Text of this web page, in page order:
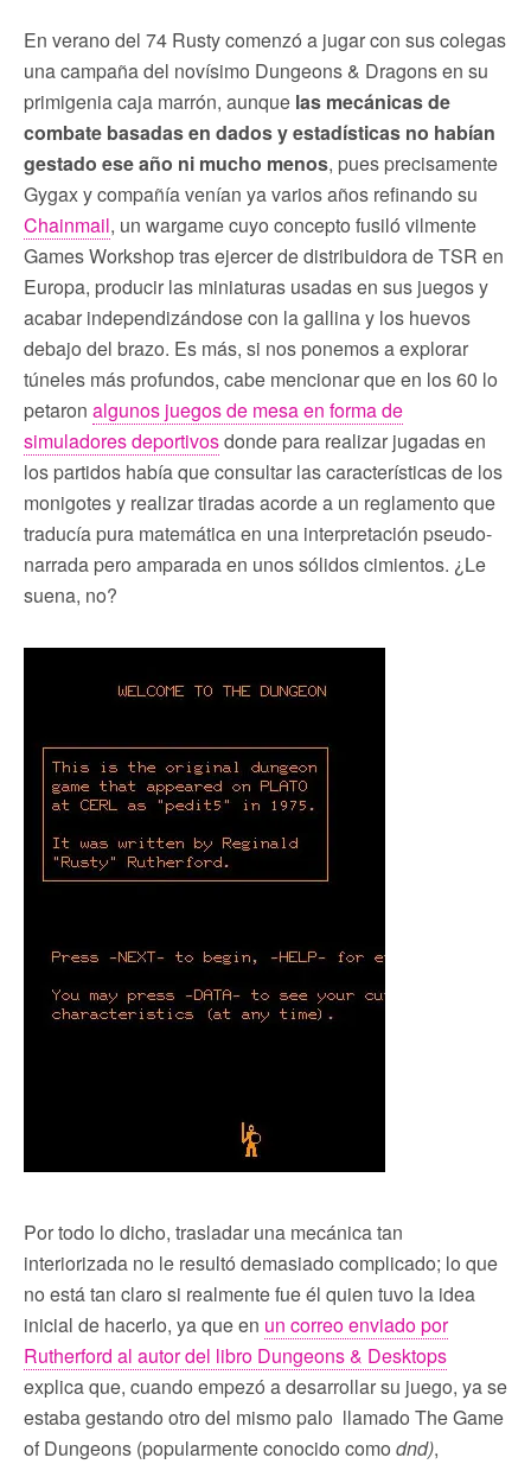
En verano del 74 Rusty comenzó a jugar con sus colegas
una campaña del novísimo Dungeons & Dragons en su
primigenia caja marrón, aunque las mecánicas de
combate basadas en dados y estadísticas no habían
gestado ese año ni mucho menos, pues precisamente
Gygax y compañía venían ya varios años refinando su
Chainmail, un wargame cuyo concepto fusiló vilmente
Games Workshop tras ejercer de distribuidora de TSR en
Europa, producir las miniaturas usadas en sus juegos y
acabar independizándose con la gallina y los huevos
debajo del brazo. Es más, si nos ponemos a explorar
túneles más profundos, cabe mencionar que en los 60 lo
petaron algunos juegos de mesa en forma de
simuladores deportivosdonde para realizar jugadas en
los partidos había que consultar las características de los
monigotes y realizar tiradas acorde a un reglamento que
traducía pura matemática en una interpretación pseudo-
narrada pero amparada en unos sólidos cimientos. ¿Le
suena, no?
Por todo lo dicho, trasladar una mecánica tan
interiorizada no le resultó demasiado complicado; lo que
no está tan claro si realmente fue él quien tuvo la idea
inicial de hacerlo, ya que en un correo enviado por
Rutherford al autor del libro Dungeons & Desktops
explica que, cuando empezó a desarrollar su juego, ya se
estaba gestando otro del mismo palo llamado The Game
of Dungeons (popularmente conocido como dnd),